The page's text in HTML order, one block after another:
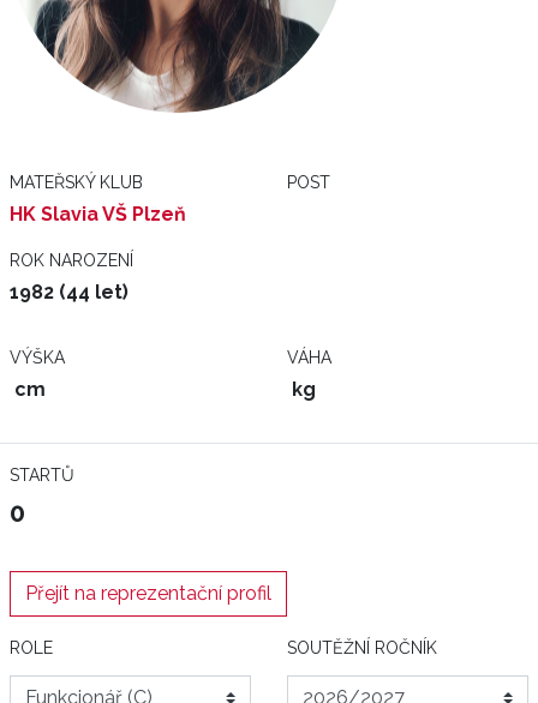
MATEŘSKÝ KLUB
HK Slavia VŠ Plzeň
POST
ROK NAROZENÍ
1982 (44 let)
VÝŠKA
cm
VÁHA
kg
STARTŮ
0
Přejít na reprezentační profil
ROLE SOUTĚŽNÍ ROČNÍK